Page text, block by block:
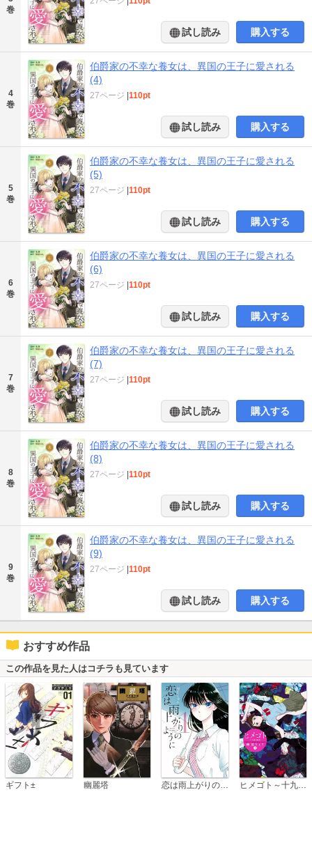
巻
試し読み 購入する
4
巻
伯爵家の不幸な養女は、異国の王子に愛される
(4)
27ページ |110pt
試し読み 購入する
5
巻
伯爵家の不幸な養女は、異国の王子に愛される
(5)
27ページ |110pt
試し読み 購入する
6
巻
伯爵家の不幸な養女は、異国の王子に愛される
(6)
27ページ |110pt
試し読み 購入する
7
巻
伯爵家の不幸な養女は、異国の王子に愛される
(7)
27ページ |110pt
試し読み 購入する
8
巻
伯爵家の不幸な養女は、異国の王子に愛される
(8)
27ページ |110pt
試し読み 購入する
9
巻
伯爵家の不幸な養女は、異国の王子に愛される
(9)
27ページ |110pt
試し読み 購入する
おすすめ作品
この作品を見た人はコチラも見ています
ギフト± 幽麗塔